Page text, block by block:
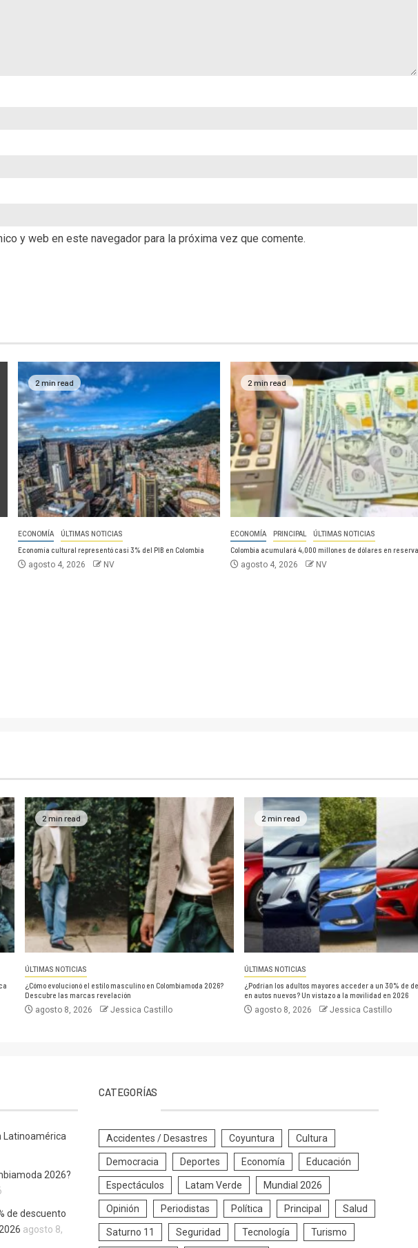
y web en este navegador para la próxima vez que comente.
2 min read
ECONOMÍA ÚLTIMAS NOTICIAS
Economía cultural representó casi 3% del PIB en Colombia
agosto 4, 2026 NV
2 min read
ECONOMÍA PRINCIPAL ÚLTIMAS NOTICIAS
Colombia acumulará 4,000 millones de dólares en
agosto 4, 2026 NV
2 min read
ÚLTIMAS NOTICIAS
¿Cómo evolucionó el estilo masculino en Colombiamoda 2026?
Descubre las marcas revelación
agosto 8, 2026 Jessica Castillo
2 min read
ÚLTIMAS NOTICIAS
¿Podrían los adultos mayores acceder a un 30% de
en autos nuevos? Un vistazo a la movilidad en 2026
agosto 8, 2026 Jessica Castillo
Latinoamérica
2026?
de descuento
agosto 8,
CATEGORÍAS
Accidentes / Desastres Coyuntura Cultura
Democracia Deportes Economía Educación
Espectáculos Latam Verde Mundial 2026
Opinión Periodistas Política Principal Salud
Saturno 11 Seguridad Tecnología Turismo